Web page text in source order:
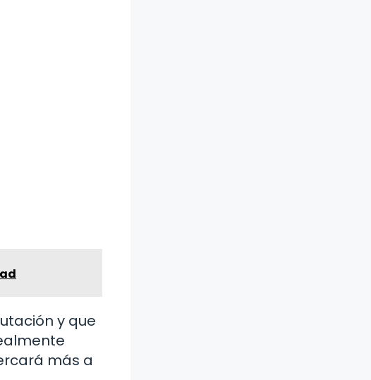
y que
más a